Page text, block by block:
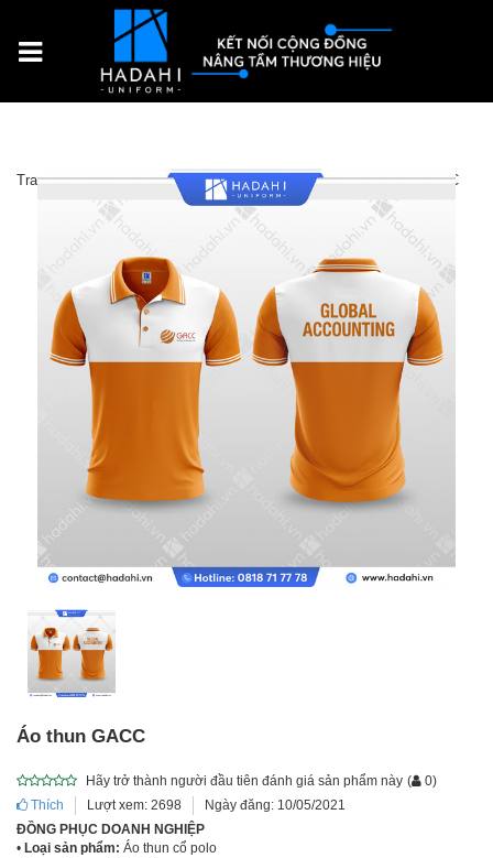
Trang chủ Sản Phẩm Đồng phục doanh nghiệp Áo thun GACC
Áo thun GACC
Hãy trở thành người đầu tiên đánh giá sản phẩm này ( 0)
Thích
Lượt xem: 2698
Ngày đăng: 10/05/2021
ĐỒNG PHỤC DOANH NGHIỆP
• Loại sản phẩm: Áo thun cổ polo